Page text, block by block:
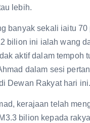
lebih.
banyak sekali iaitu 70
bilion ini ialah wang
aktif dalam tempoh
dalam sesi
Dewan Rakyat hari ini.
kerajaan telah
bilion kepada